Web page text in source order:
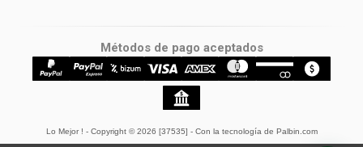
Métodos de pago aceptados
Lo Mejor ! - Copyright © 2026 [37535] - Con la tecnología de Palbin.com